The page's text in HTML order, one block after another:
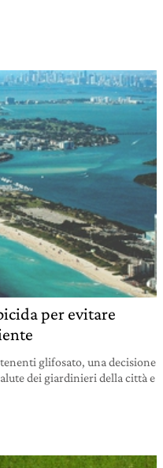
per evitare
glifosato, una decisione
dei giardinieri della città e